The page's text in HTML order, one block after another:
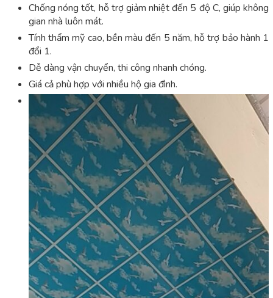
Chống nóng tốt, hỗ trợ giảm nhiệt đến 5 độ C, giúp không
gian nhà luôn mát.
Tính thẩm mỹ cao, bền màu đến 5 năm, hỗ trợ bảo hành 1
đổi 1.
Dễ dàng vận chuyển, thi công nhanh chóng.
Giá cả phù hợp với nhiều hộ gia đình.